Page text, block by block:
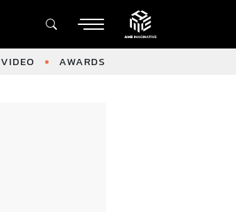
VIDEO AWARDS